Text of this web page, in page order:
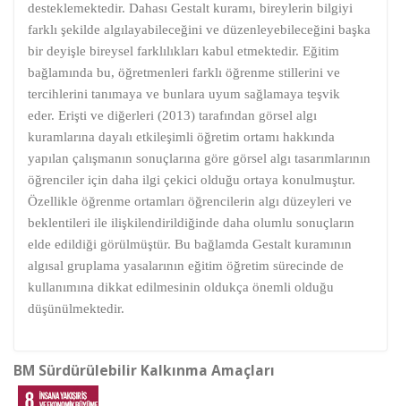
desteklemektedir. Dahası Gestalt kuramı, bireylerin bilgiyi
farklı şekilde algılayabileceğini ve düzenleyebileceğini başka
bir deyişle bireysel farklılıkları kabul etmektedir. Eğitim
bağlamında bu, öğretmenleri farklı öğrenme stillerini ve
tercihlerini tanımaya ve bunlara uyum sağlamaya teşvik
eder. Erişti ve diğerleri (2013) tarafından görsel algı
kuramlarına dayalı etkileşimli öğretim ortamı hakkında
yapılan çalışmanın sonuçlarına göre görsel algı tasarımlarının
öğrenciler için daha ilgi çekici olduğu ortaya konulmuştur.
Özellikle öğrenme ortamları öğrencilerin algı düzeyleri ve
beklentileri ile ilişkilendirildiğinde daha olumlu sonuçların
elde edildiği görülmüştür. Bu bağlamda Gestalt kuramının
algısal gruplama yasalarının eğitim öğretim sürecinde de
kullanımına dikkat edilmesinin oldukça önemli olduğu
düşünülmektedir.
BM Sürdürülebilir Kalkınma Amaçları